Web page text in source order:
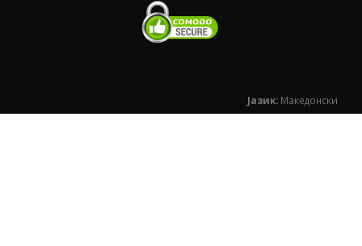
Јазик: Македонски